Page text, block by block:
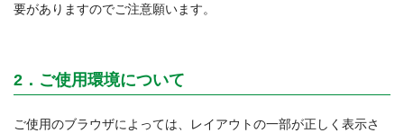
要がありますのでご注意願います。
2．ご使用環境について
ご使用のブラウザによっては、レイアウトの一部が正しく表示さ